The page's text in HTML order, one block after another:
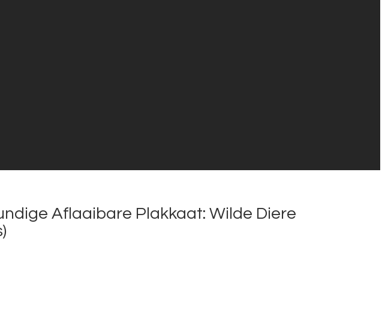
Aflaaibare Plakkaat: Wilde Diere